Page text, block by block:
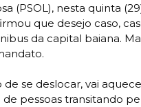
(PSOL), nesta quinta
que desejo caso,
da capital baiana.
se deslocar, vai
pessoas transitando